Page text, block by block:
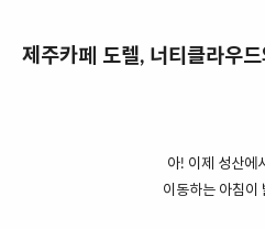
제주카페 도렐, 너티클라우
아! 이제 성산에
이동하는 아침이